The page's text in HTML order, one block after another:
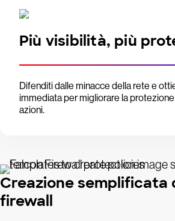
Più visibilità, più
Difenditi dalle minacce della rete e
immediata per migliorare la
azioni.
Creazione semplificata
firewall